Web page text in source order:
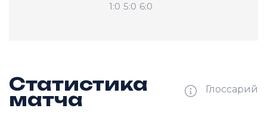
1:0 5:0 6:0
Статистика
матча Глоссарий